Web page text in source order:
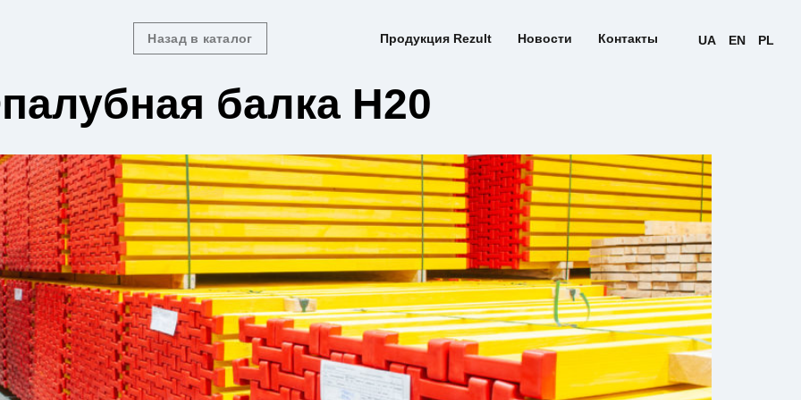
Продукция Rezult Новости Контакты UA EN PL
Назад в каталог
балка H20